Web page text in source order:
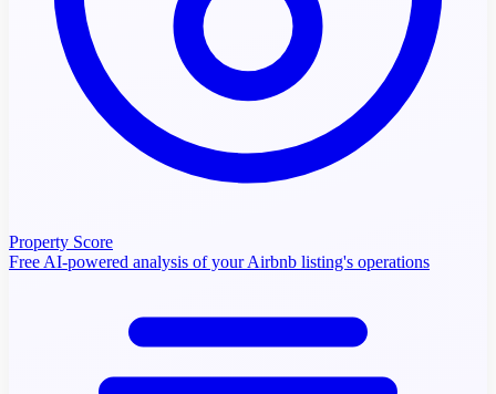
Property Score
Free AI-powered analysis of your Airbnb listing's operations